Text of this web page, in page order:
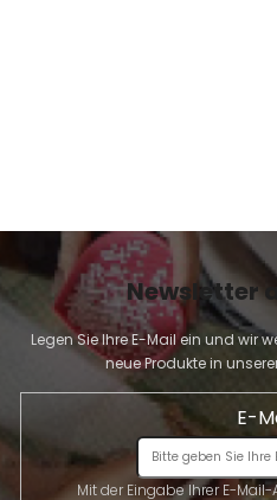
Newsletter
Legen Sie Ihre E-Mail ein und wir
neue Produkte in
E-